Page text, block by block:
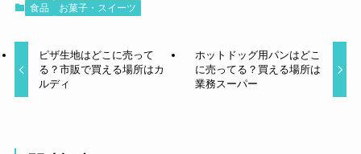
食品 お菓子・スイーツ
ピザ生地はどこに売って
る？市販で買える場所はカ
ルディ
ホットドッグ用パンはどこ
に売ってる？買える場所は
業務スーパー